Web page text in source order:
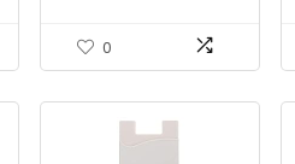
woonkamer…
0